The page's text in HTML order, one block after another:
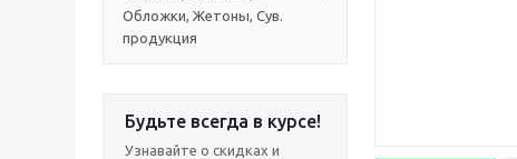
Обложки, Жетоны, Сув.
продукция
Будьте всегда в курсе!
Узнавайте о скидках и